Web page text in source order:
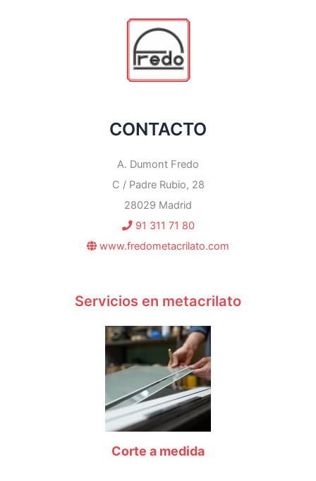
CONTACTO
A. Dumont Fredo
C / Padre Rubio, 28
28029 Madrid
91 311 71 80
www.fredometacrilato.com
Servicios en metacrilato
Corte a medida